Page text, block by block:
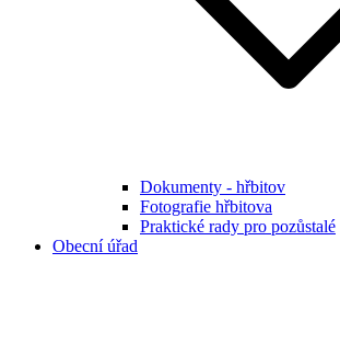
Dokumenty - hřbitov
Fotografie hřbitova
Praktické rady pro pozůstalé
Obecní úřad